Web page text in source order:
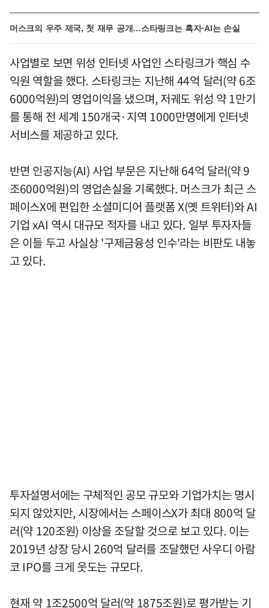
머스크의 우주 제국, 첫 재무 공개…스타링크는 흑자·AI는 손실
사업별로 보면 위성 인터넷 사업인 스타링크가 핵심 수
익원 역할을 했다. 스타링크는 지난해 44억 달러(약 6조
6000억원)의 영업이익을 냈으며, 저궤도 위성 약 1만기
를 통해 전 세계 150개국·지역 1000만명에게 인터넷
서비스를 제공하고 있다.
반면 인공지능(AI) 사업 부문은 지난해 64억 달러(약 9
조6000억원)의 영업손실을 기록했다. 머스크가 최근 스
페이스X에 편입한 소셜미디어 플랫폼 X(옛 트위터)와 AI
기업 xAI 역시 대규모 적자를 내고 있다. 일부 투자자들
은 이들 두고 사실상 '구제금융성 인수'라는 비판도 내놓
고 있다.
투자설명서에는 구체적인 공모 규모와 기업가치는 명시
되지 않았지만, 시장에서는 스페이스X가 최대 800억 달
러(약 120조원) 이상을 조달할 것으로 보고 있다. 이는
2019년 상장 당시 260억 달러를 조달했던 사우디 아람
코 IPO를 크게 웃도는 규모다.
현재 약 1조2500억 달러(약 1875조원)로 평가받는 기